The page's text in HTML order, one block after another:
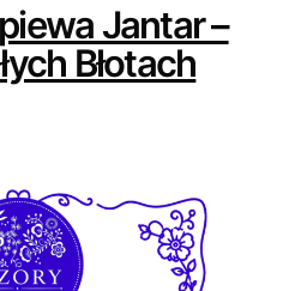
Jantar –
Błotach